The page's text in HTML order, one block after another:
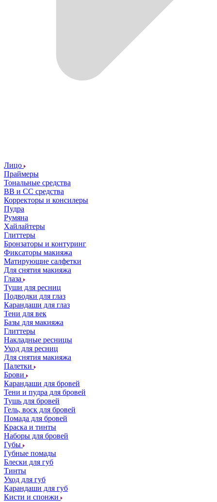
Лицо
Праймеры
Тональные средства
ВВ и СС средства
Корректоры и консилеры
Пудра
Румяна
Хайлайтеры
Глиттеры
Бронзаторы и контуринг
Фиксаторы макияжа
Матирующие салфетки
Для снятия макияжа
Глаза
Туши для ресниц
Подводки для глаз
Карандаши для глаз
Тени для век
Базы для макияжа
Глиттеры
Накладные ресницы
Уход для ресниц
Для снятия макияжа
Палетки
Брови
Карандаши для бровей
Тени и пудра для бровей
Тушь для бровей
Гель, воск для бровей
Помада для бровей
Краска и тинты
Наборы для бровей
Губы
Губные помады
Блески для губ
Тинты
Уход для губ
Карандаши для губ
Кисти и спонжи